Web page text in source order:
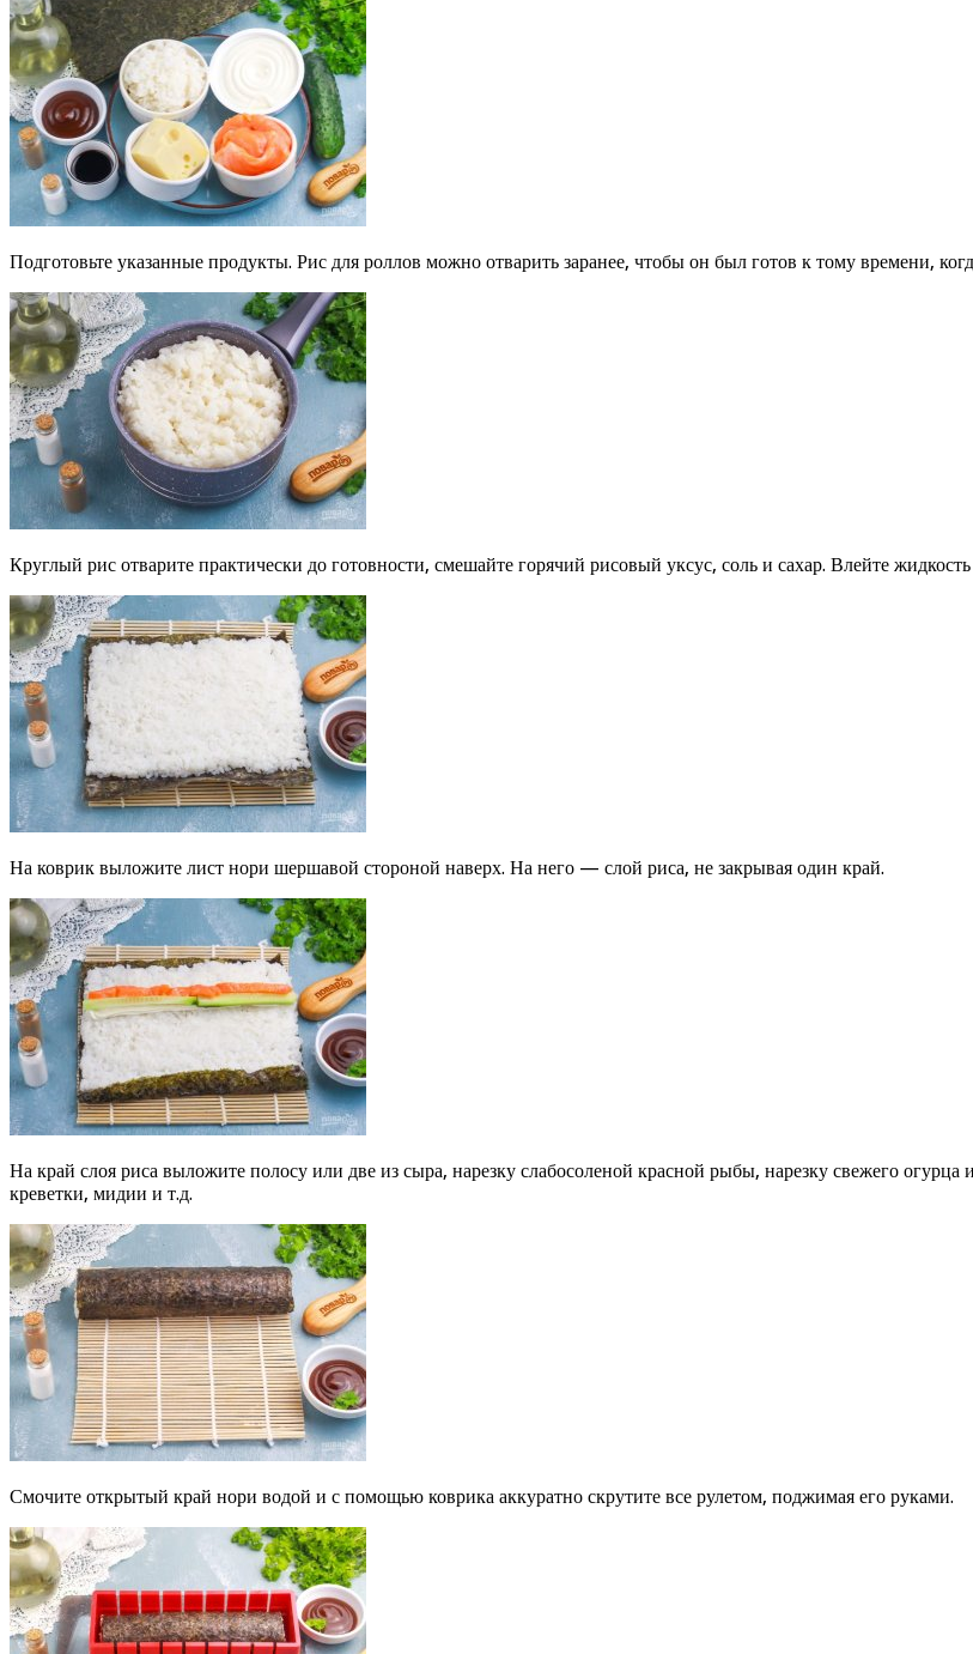
Подготовьте указанные продукты. Рис для роллов можно отварить заранее, чтобы он был готов к тому времени,
Круглый рис отварите практически до готовности, смешайте горячий рисовый уксус, соль и сахар. Влейте
На коврик выложите лист нори шершавой стороной наверх. На него — слой риса, не закрывая один край.
На край слоя риса выложите полосу или две из сыра, нарезку слабосоленой красной рыбы, нарезку свежего
креветки, мидии и т.д.
Смочите открытый край нори водой и с помощью коврика аккуратно скрутите все рулетом, поджимая его руками.